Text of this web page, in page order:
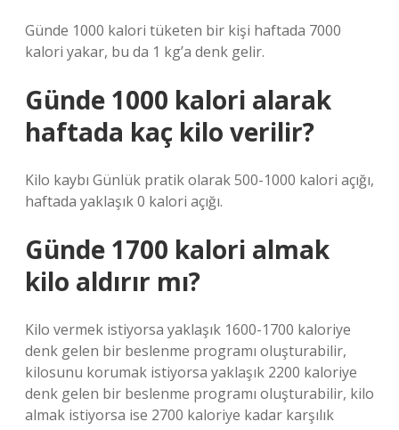
Günde 1000 kalori tüketen bir kişi haftada 7000
kalori yakar, bu da 1 kg’a denk gelir.
Günde 1000 kalori alarak
haftada kaç kilo verilir?
Kilo kaybı Günlük pratik olarak 500-1000 kalori açığı,
haftada yaklaşık 0 kalori açığı.
Günde 1700 kalori almak
kilo aldırır mı?
Kilo vermek istiyorsa yaklaşık 1600-1700 kaloriye
denk gelen bir beslenme programı oluşturabilir,
kilosunu korumak istiyorsa yaklaşık 2200 kaloriye
denk gelen bir beslenme programı oluşturabilir, kilo
almak istiyorsa ise 2700 kaloriye kadar karşılık